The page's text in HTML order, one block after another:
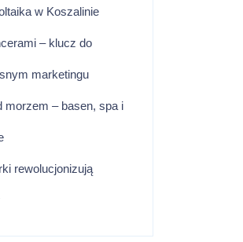
w Koszalinie
– klucz do
marketingu
morzem – basen, spa i
rewolucjonizują